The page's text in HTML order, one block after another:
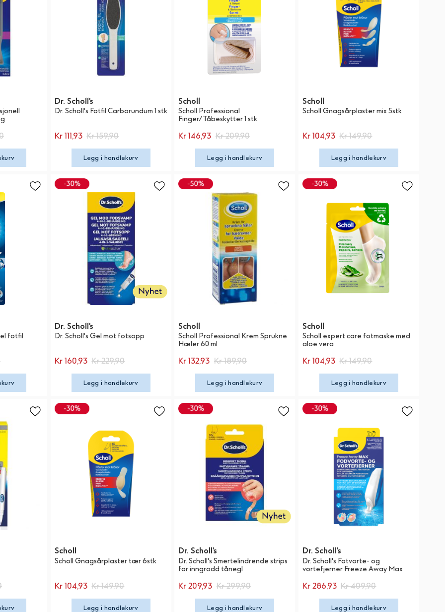
Dr. Scholl's
Dr. Scholl's Fotfil Carborundum 1 stk
Kr 111,93 Kr 159,90
Legg i handlekurv
Scholl
Scholl Professional
Finger/Tåbeskytter 1 stk
Kr 146,93 Kr 209,90
Legg i handlekurv
Scholl
Scholl Gnagsårplaster mix 5stk
Kr 104,93 Kr 149,90
Legg i handlekurv
fotfil
Dr. Scholl's
Dr. Scholl's Gel mot fotsopp
Kr 160,93 Kr 229,90
Legg i handlekurv
Scholl
Scholl Professional Krem Sprukne
Hæler 60 ml
Kr 132,93 Kr 189,90
Legg i handlekurv
Scholl
Scholl expert care fotmaske med
aloe vera
Kr 104,93 Kr 149,90
Legg i handlekurv
Scholl
Scholl Gnagsårplaster tær 6stk
Kr 104,93 Kr 149,90
Legg i handlekurv
Dr. Scholl's
Dr. Scholl's Smertelindrende strips
for inngrodd tånegl
Kr 209,93 Kr 299,90
Legg i handlekurv
Dr. Scholl's
Dr. Scholl's Fotvorte- og
vortefjerner Freeze Away Max
Kr 286,93 Kr 409,90
Legg i handlekurv